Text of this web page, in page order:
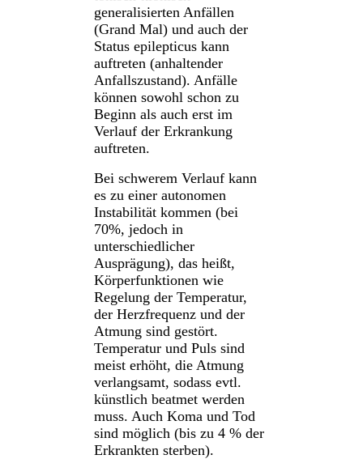
generalisierten Anfällen
(Grand Mal) und auch der
Status epilepticus kann
auftreten (anhaltender
Anfallszustand). Anfälle
können sowohl schon zu
Beginn als auch erst im
Verlauf der Erkrankung
auftreten.
Bei schwerem Verlauf kann
es zu einer autonomen
Instabilität kommen (bei
70%, jedoch in
unterschiedlicher
Ausprägung), das heißt,
Körperfunktionen wie
Regelung der Temperatur,
der Herzfrequenz und der
Atmung sind gestört.
Temperatur und Puls sind
meist erhöht, die Atmung
verlangsamt, sodass evtl.
künstlich beatmet werden
muss. Auch Koma und Tod
sind möglich (bis zu 4 % der
Erkrankten sterben).